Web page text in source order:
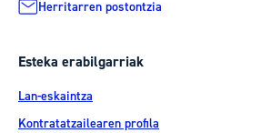
Herritarren postontzia
Esteka erabilgarriak
Lan-eskaintza
Kontratatzailearen profila